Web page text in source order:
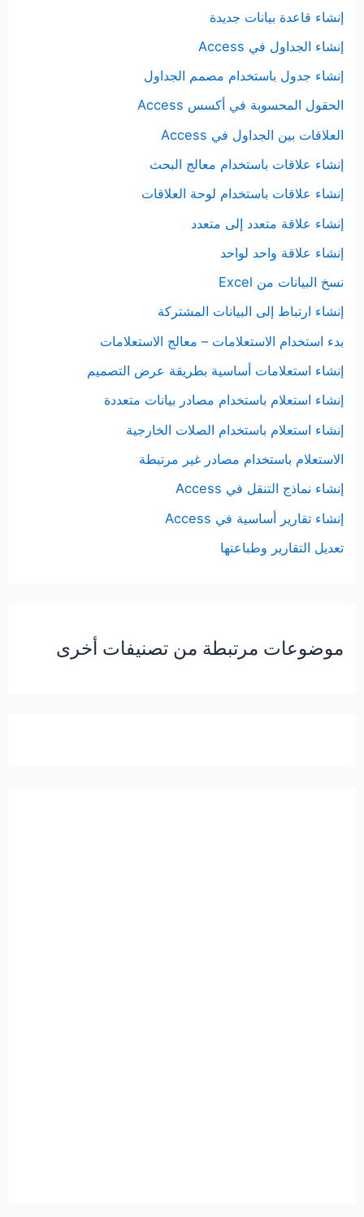
إنشاء قاعدة بيانات جديدة
إنشاء الجداول في Access
إنشاء جدول باستخدام مصمم الجداول
الحقول المحسوبة في أكسس Access
العلاقات بين الجداول في Access
إنشاء علاقات باستخدام معالج البحث
إنشاء علاقات باستخدام لوحة العلاقات
إنشاء علاقة متعدد إلى متعدد
إنشاء علاقة واحد لواحد
نسخ البيانات من Excel
إنشاء ارتباط إلى البيانات المشتركة
بدء استخدام الاستعلامات – معالج الاستعلامات
إنشاء استعلامات أساسية بطريقة عرض التصميم
إنشاء استعلام باستخدام مصادر بيانات متعددة
إنشاء استعلام باستخدام الصلات الخارجية
الاستعلام باستخدام مصادر غير مرتبطة
إنشاء نماذج التنقل في Access
إنشاء تقارير أساسية في Access
تعديل التقارير وطباعتها
موضوعات مرتبطة من تصنيفات أخرى